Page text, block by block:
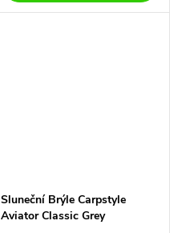
Sluneční Brýle Carpstyle
Aviator Classic Grey